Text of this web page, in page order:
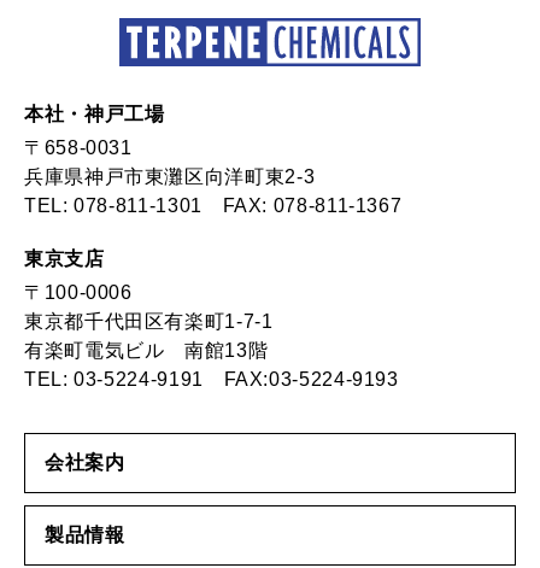
本社・神戸工場
〒658-0031
兵庫県神戸市東灘区向洋町東2-3
TEL:078-811-1301 FAX: 078-811-1367
東京支店
〒100-0006
東京都千代田区有楽町1-7-1
有楽町電気ビル 南館13階
TEL:03-5224-9191 FAX:03-5224-9193
会社案内
製品情報